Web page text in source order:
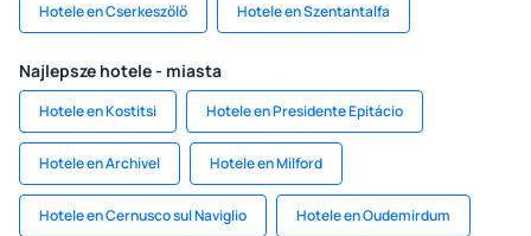
Hotele en Cserkeszőlő Hotele en Szentantalfa
Najlepsze hotele - miasta
Hotele en Kostitsi Hotele en Presidente Epitácio
Hotele en Archivel Hotele en Milford
Hotele en Cernusco sul Naviglio Hotele en Oudemirdum